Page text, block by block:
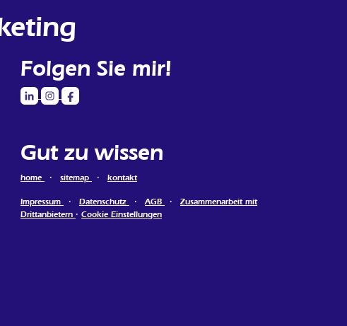
Folgen Sie mir!
Gut zu wissen
home · sitemap · kontakt
Impressum · Datenschutz ·AGB · Zusammenarbeit mit
Drittanbietern · Cookie Einstellungen